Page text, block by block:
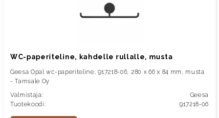
WC-paperiteline, kahdelle rullalle, musta
Geesa Opal wc-paperiteline, 917218-06, 280 x 66 x 84 mm, musta
- Tamsale Oy
Valmistaja:
Geesa
Tuotekoodi:
917218-06